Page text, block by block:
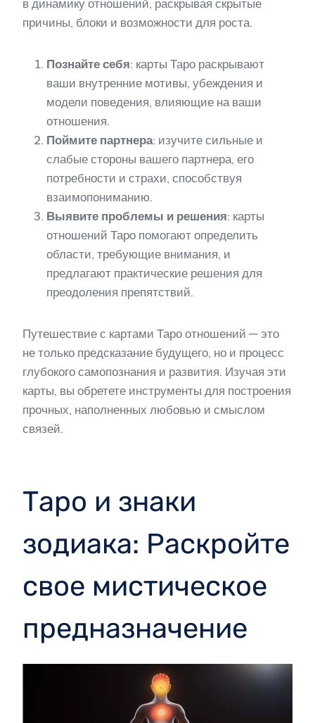
в динамику отношений, раскрывая скрытые
причины, блоки и возможности для роста.
Познайте себя: карты Таро раскрывают
ваши внутренние мотивы, убеждения и
модели поведения, влияющие на ваши
отношения.
Поймите партнера: изучите сильные и
слабые стороны вашего партнера, его
потребности и страхи, способствуя
взаимопониманию.
Выявите проблемы и решения: карты
отношений Таро помогают определить
области, требующие внимания, и
предлагают практические решения для
преодоления препятствий.
Путешествие с картами Таро отношений — это
не только предсказание будущего, но и процесс
глубокого самопознания и развития. Изучая эти
карты, вы обретете инструменты для построения
прочных, наполненных любовью и смыслом
связей.
Таро и знаки
зодиака: Раскройте
свое мистическое
предназначение